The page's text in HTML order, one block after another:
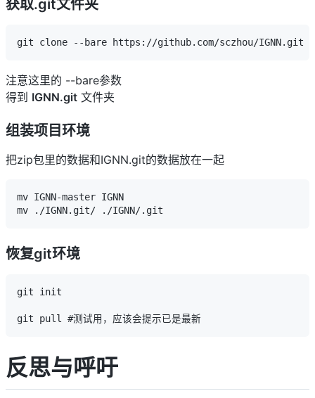
获取.git文件夹
git clone --bare https://github.com/sczhou/IGNN.git
注意这里的 --bare参数
得到 IGNN.git 文件夹
组装项目环境
把zip包里的数据和IGNN.git的数据放在一起
mv IGNN-master IGNN
mv ./IGNN.git/ ./IGNN/.git
恢复git环境
git init
git pull #测试用，应该会提示已是最新
反思与呼吁